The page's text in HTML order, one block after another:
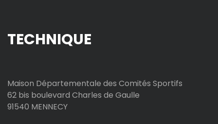
TECHNIQUE
Maison Départementale des Comités Sportifs
62 bis boulevard Charles de Gaulle
91540 MENNECY